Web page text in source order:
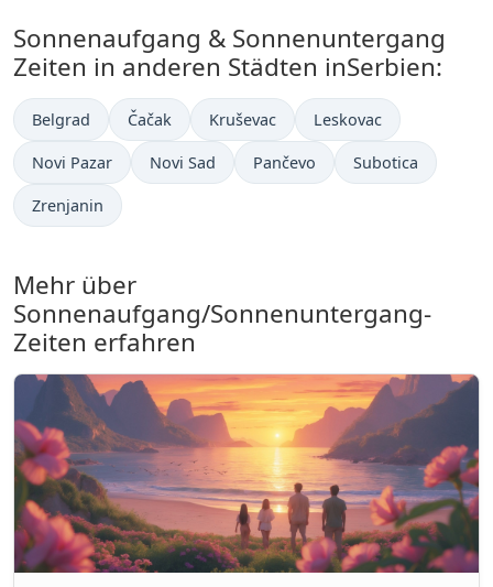
Sonnenaufgang & Sonnenuntergang
Zeiten in anderen Städten inSerbien:
Belgrad Čačak Kruševac Leskovac
Novi Pazar Novi Sad Pančevo Subotica
Zrenjanin
Mehr über
Sonnenaufgang/Sonnenuntergang-
Zeiten erfahren